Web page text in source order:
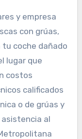
y empresa
con grúas,
tu coche dañado
lugar que
costos
calificados
o de grúas y
al